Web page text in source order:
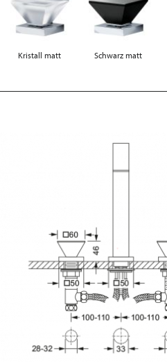
Kristall matt Schwarz matt